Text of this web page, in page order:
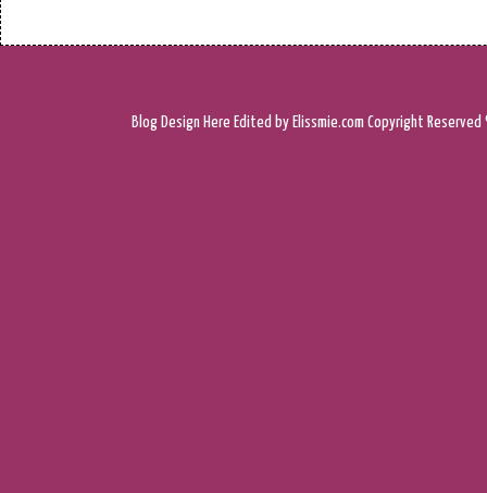
Blog Design Here Edited by Elissmie.com Copyright Reserved